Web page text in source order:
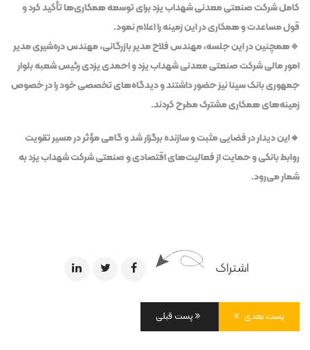
کامل شرکت صنعتی معدنی شهداب یزد برای توسعه همکاری‌ها تأکید کرد و
قول مساعدت و همکاری در این زمینه را اعلام نمود.
🔹همچنین در این جلسه، مهندس فلاح مدیر بازرگانی، مهندس دره‌شیری مدیر
امور مالی شرکت صنعتی معدنی شهداب یزد و احمدی یزدی رئیس شعبه بلوار
جمهوری بانک سینا نیز حضور داشتند و دیدگاه‌های تخصصی خود را در خصوص
زمینه‌های همکاری مشترک مطرح کردند.
🔸این دیدار در فضایی مثبت و سازنده برگزار شد و گامی مؤثر در مسیر تقویت
روابط بانکی و حمایت از فعالیت‌های اقتصادی و صنعتی شرکت شهداب یزد به
شمار می‌رود.
اشتراک
پست قبلی پست بعدی